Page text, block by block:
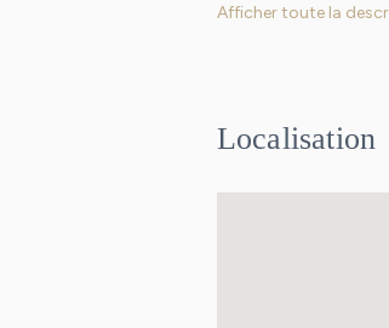
en plein
Afficher toute la
Localisation